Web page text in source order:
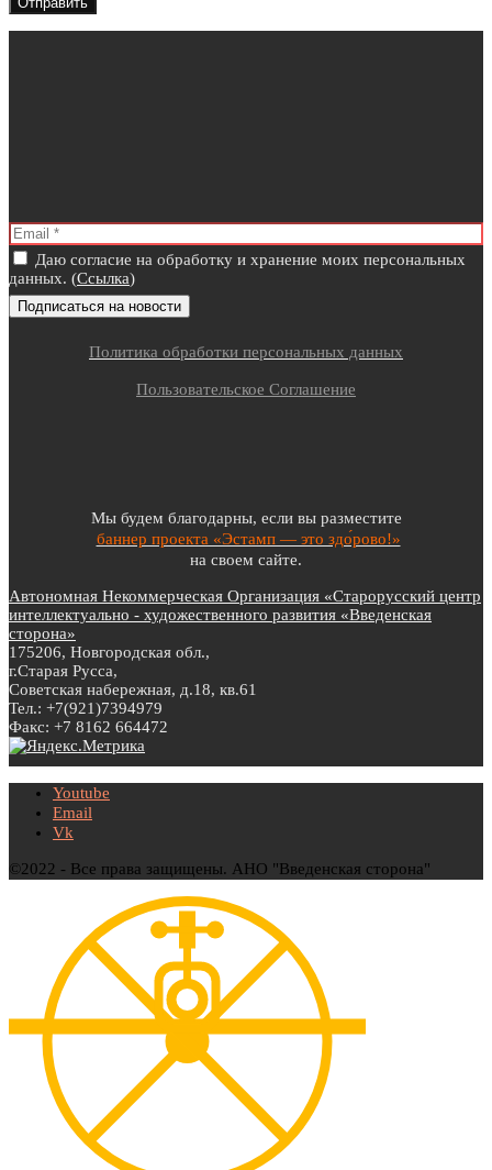
Даю согласие на обработку и хранение моих персональных
данных. (Ссылка)
Политика обработки персональных данных
Пользовательское Соглашение
Мы будем благодарны, если вы разместите
баннер проекта «Эстамп — это здо́рово!»
на своем сайте.
Автономная Некоммерческая Организация «Старорусский центр
интеллектуально - художественного развития «Введенская
сторона»
175206, Новгородская обл.,
г.Старая Русса,
Советская набережная, д.18, кв.61
Тел.: +7(921)7394979
Факс: +7 8162 664472
Youtube
Email
Vk
©2022 - Все права защищены. АНО "Введенская сторона"